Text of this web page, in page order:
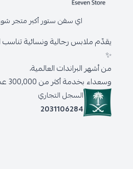
اي سفن ستور أكبر متجر
يقدّم ملابس رجالية ونسائية
✨
من أشهر البراندات العالمية،
وسعداء بخدمة أكثر من 300,000 عميل حول المملكة.
السجل التجاري
2031106284